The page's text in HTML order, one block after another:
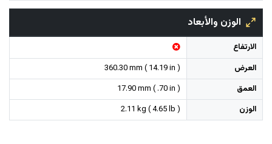
الوزن والأبعاد
الارتفاع
العرض
360.30 mm ( 14.19 in )
العمق
17.90 mm ( .70 in )
الوزن
2.11 kg ( 4.65 lb )